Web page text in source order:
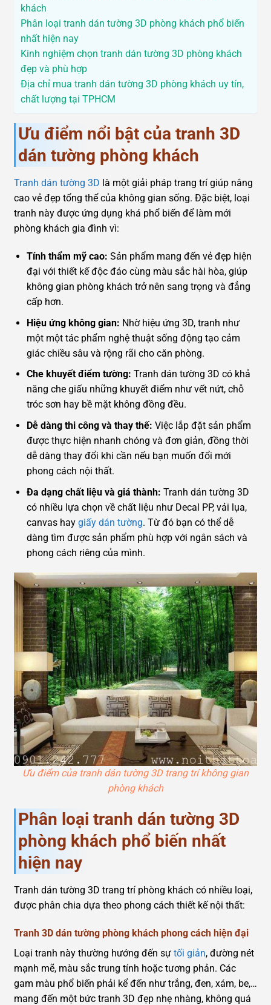
khách
Phân loại tranh dán tường 3D phòng khách phổ biến
nhất hiện nay
Kinh nghiệm chọn tranh dán tường 3D phòng khách
đẹp và phù hợp
Địa chỉ mua tranh dán tường 3D phòng khách uy tín,
chất lượng tại TPHCM
Ưu điểm nổi bật của tranh 3D
dán tường phòng khách
Tranh dán tường 3D là một giải pháp trang trí giúp nâng
cao vẻ đẹp tổng thể của không gian sống. Đặc biệt, loại
tranh này được ứng dụng khá phổ biến để làm mới
phòng khách gia đình vì:
Tính thẩm mỹ cao: Sản phẩm mang đến vẻ đẹp hiện
đại với thiết kế độc đáo cùng màu sắc hài hòa, giúp
không gian phòng khách trở nên sang trọng và đẳng
cấp hơn.
Hiệu ứng không gian: Nhờ hiệu ứng 3D, tranh như
một một tác phẩm nghệ thuật sống động tạo cảm
giác chiều sâu và rộng rãi cho căn phòng.
Che khuyết điểm tường: Tranh dán tường 3D có khả
năng che giấu những khuyết điểm như vết nứt, chỗ
tróc sơn hay bề mặt không đồng đều.
Dễ dàng thi công và thay thế: Việc lắp đặt sản phẩm
được thực hiện nhanh chóng và đơn giản, đồng thời
dễ dàng thay đổi khi cần nếu bạn muốn đổi mới
phong cách nội thất.
Đa dạng chất liệu và giá thành: Tranh dán tường 3D
có nhiều lựa chọn về chất liệu như Decal PP, vải lụa,
canvas hay giấy dán tường. Từ đó bạn có thể dễ
dàng tìm được sản phẩm phù hợp với ngân sách và
phong cách riêng của mình.
Ưu điểm của tranh dán tường 3D trang trí không gian
phòng khách
Phân loại tranh dán tường 3D
phòng khách phổ biến nhất
hiện nay
Tranh dán tường 3D trang trí phòng khách có nhiều loại,
được phân chia dựa theo phong cách thiết kế nội thất:
Tranh 3D dán tường phòng khách phong cách hiện đại
Loại tranh này thường hướng đến sự tối giản, đường nét
mạnh mẽ, màu sắc trung tính hoặc tương phản. Các
gam màu phổ biến phải kể đến như trắng, đen, xám, be,…
mang đến một bức tranh 3D đẹp nhẹ nhàng, không quá